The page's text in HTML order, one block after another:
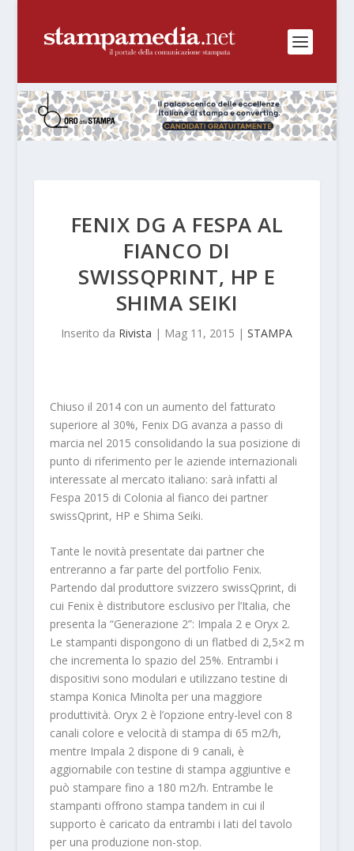
FENIX DG A FESPA AL
FIANCO DI
SWISSQPRINT, HP E
SHIMA SEIKI
Inserito da Rivista | Mag 11, 2015 |STAMPA
Chiuso il 2014 con un aumento del fatturato
superiore al 30%, Fenix DG avanza a passo di
marcia nel 2015 consolidando la sua posizione di
punto di riferimento per le aziende internazionali
interessate al mercato italiano: sarà infatti al
Fespa 2015 di Colonia al fianco dei partner
swissQprint, HP e Shima Seiki.
Tante le novità presentate dai partner che
entreranno a far parte del portfolio Fenix.
Partendo dal produttore svizzero swissQprint, di
cui Fenix è distributore esclusivo per l’Italia, che
presenta la “Generazione 2”: Impala 2 e Oryx 2.
Le stampanti dispongono di un flatbed di 2,5×2 m
che incrementa lo spazio del 25%. Entrambi i
dispositivi sono modulari e utilizzano testine di
stampa Konica Minolta per una maggiore
produttività. Oryx 2 è l’opzione entry-level con 8
canali colore e velocità di stampa di 65 m2/h,
mentre Impala 2 dispone di 9 canali, è
aggiornabile con testine di stampa aggiuntive e
può stampare fino a 180 m2/h. Entrambe le
stampanti offrono stampa tandem in cui il
supporto è caricato da entrambi i lati del tavolo
per una produzione non-stop.